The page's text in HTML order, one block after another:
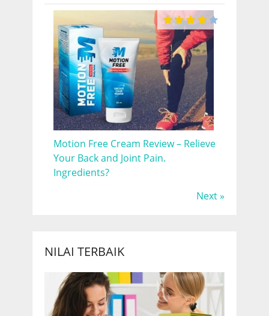
Motion Free Cream Review – Relieve
Your Back and Joint Pain.
Ingredients?
Next »
NILAI TERBAIK